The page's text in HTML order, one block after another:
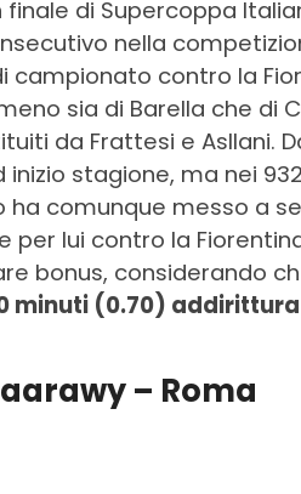
finale di Supercoppa
nella
campionato contro la
sia di Barella che di
da Frattesi e Asllani.
stagione, ma nei
ha comunque messo a
per lui contro la
bonus, considerando
minuti (0.70)
– Roma